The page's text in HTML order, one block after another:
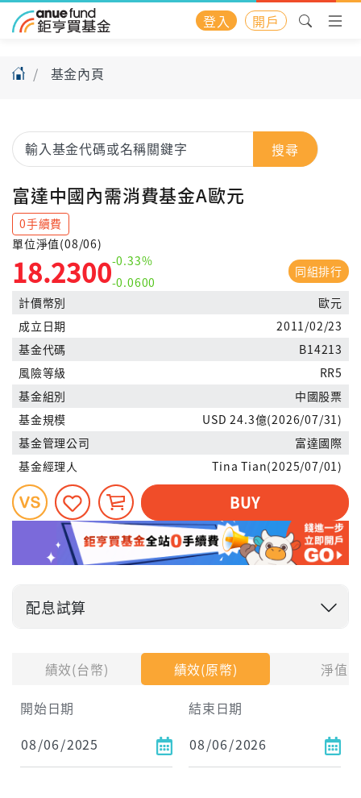
登入 開戶
基金內頁
績效(台幣) 績效(原幣)
淨值
開始日期
結束日期
搜尋
富達中國內需消費基金A歐元
0手續費
單位淨值(08/06)
18.2300-0.33%
-0.0600
同組排行
計價幣別
歐元
成立日期
2011/02/23
基金代碼
B14213
風險等級
RR5
基金組別
中國股票
基金規模
USD 24.3億(2026/07/31)
基金管理公司
富達國際
基金經理人
Tina Tian(2025/07/01)
BUY
配息試算
試算區間
1年
2年